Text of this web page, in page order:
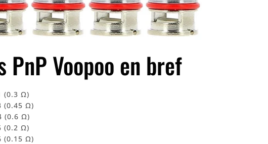
PnP Voopoo en bref
(0.3 Ω)
(0.45 Ω)
(0.6 Ω)
(0.2 Ω)
(0.15 Ω)